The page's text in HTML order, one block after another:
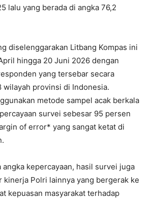
lalu yang berada di angka 76,2
diselenggarakan Litbang Kompas ini
hingga 20 Juni 2026 dengan
yang tersebar secara
provinsi di Indonesia.
metode sampel acak berkala
survei sebesar 95 persen
of error* yang sangat ketat di
angka kepercayaan, hasil survei juga
kinerja Polri lainnya yang bergerak ke
kepuasan masyarakat terhadap